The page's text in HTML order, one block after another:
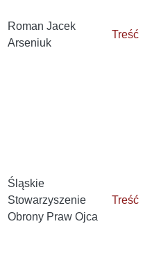
Roman Jacek
Arseniuk
Treść
Śląskie
Stowarzyszenie
Obrony Praw Ojca
Treść